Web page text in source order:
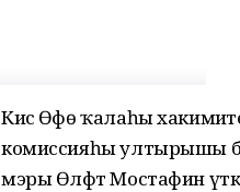
Кисә Өфө ҡалаһы
комиссияһы ултырышы
мэры Өлфәт Мостафин